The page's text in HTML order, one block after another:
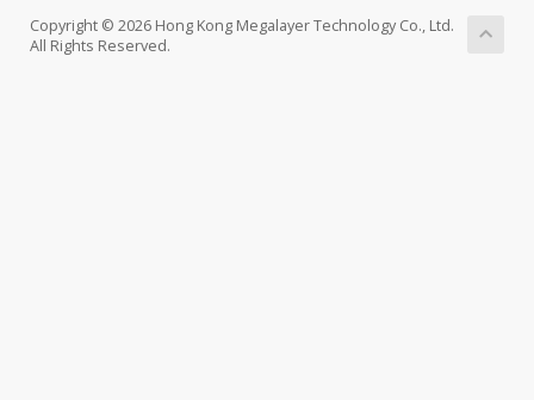
Copyright © 2026 Hong Kong Megalayer Technology Co., Ltd.
All Rights Reserved.